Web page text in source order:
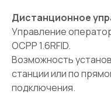
Дистанционное
Управление
OCPP 1.6RFID.
Возможность
станции или по
подключения.